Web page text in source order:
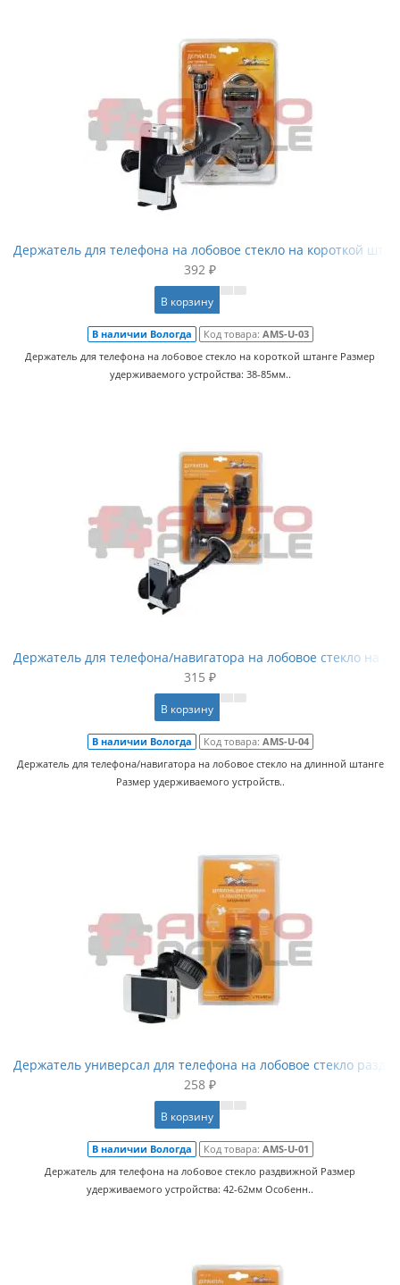
Держатель для телефона на лобовое стекло на короткой
392 ₽
В корзину
В наличии Вологда Код товара: AMS-U-03
Держатель для телефона на лобовое стекло на короткой штанге Размер
удерживаемого устройства: 38-85мм..
Держатель для телефона/навигатора на лобовое стекло на
315 ₽
В корзину
В наличии Вологда Код товара: AMS-U-04
Держатель для телефона/навигатора на лобовое стекло на длинной штанге
Размер удерживаемого устройств..
Держатель универсал для телефона на лобовое стекло
258 ₽
В корзину
В наличии Вологда Код товара: AMS-U-01
Держатель для телефона на лобовое стекло раздвижной Размер
удерживаемого устройства: 42-62мм Особенн..